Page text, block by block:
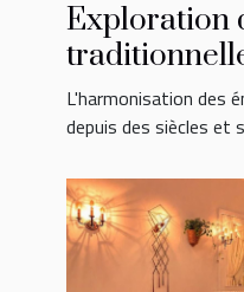
Exploration
énergies
L'harmonisation des
depuis des siècles et